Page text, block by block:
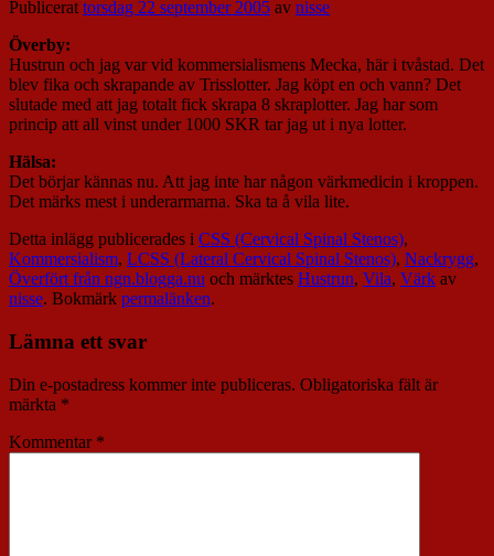
Publicerattorsdag 22 september 2005 av nisse
Överby:
Hustrun och jag var vid kommersialismens Mecka, här i tvåstad. Det
blev fika och skrapande av Trisslotter. Jag köpt en och vann? Det
slutade med att jag totalt fick skrapa 8 skraplotter. Jag har som
princip att all vinst under 1000 SKR tar jag ut i nya lotter.
Hälsa:
Det börjar kännas nu. Att jag inte har någon värkmedicin i kroppen.
Det märks mest i underarmarna. Ska ta å vila lite.
Detta inlägg publicerades i CSS (Cervical Spinal Stenos),
Kommersialism, LCSS (Lateral Cervical Spinal Stenos), Nackrygg,
Överfört från ngn.blogga.nu och märktes Hustrun, Vila, Värk av
nisse. Bokmärk permalänken.
Lämna ett svar
Din e-postadress kommer inte publiceras. Obligatoriska fält är
märkta *
Kommentar *